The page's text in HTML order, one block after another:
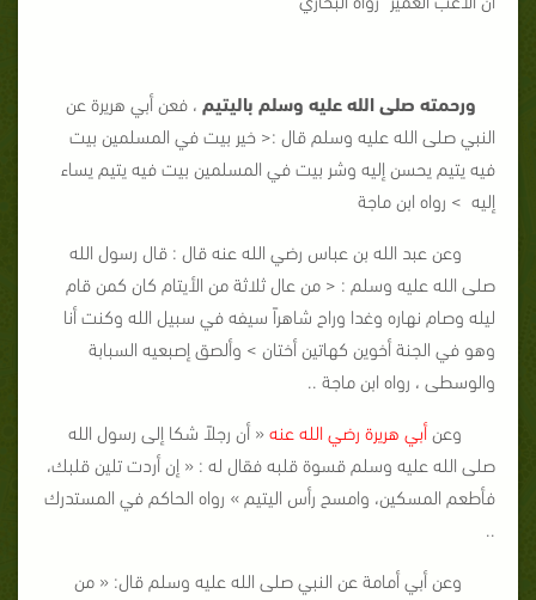
ورحمته صلى الله عليه وسلم باليتيم ، فعن أبي هريرة عن
النبي صلى الله عليه وسلم قال :< خير بيت في المسلمين بيت
فيه يتيم يحسن إليه وشر بيت في المسلمين بيت فيه يتيم يساء
إليه > رواه ابن ماجة
وعن عبد الله بن عباس رضي الله عنه قال : قال رسول الله
صلى الله عليه وسلم : < من عال ثلاثة من الأيتام كان كمن قام
ليله وصام نهاره وغدا وراح شاهراً سيفه في سبيل الله وكنت أنا
وهو في الجنة أخوين كهاتين أختان > وألصق إصبعيه السبابة
والوسطى ، رواه ابن ماجة ..
وعن أبي هريرة رضي الله عنه« أن رجلاً شكا إلى رسول الله
صلى الله عليه وسلم قسوة قلبه فقال له : « إن أردت تلين قلبك،
فأطعم المسكين، وامسح رأس اليتيم » رواه الحاكم في المستدرك
..
وعن أبي أمامة عن النبي صلى الله عليه وسلم قال: « من